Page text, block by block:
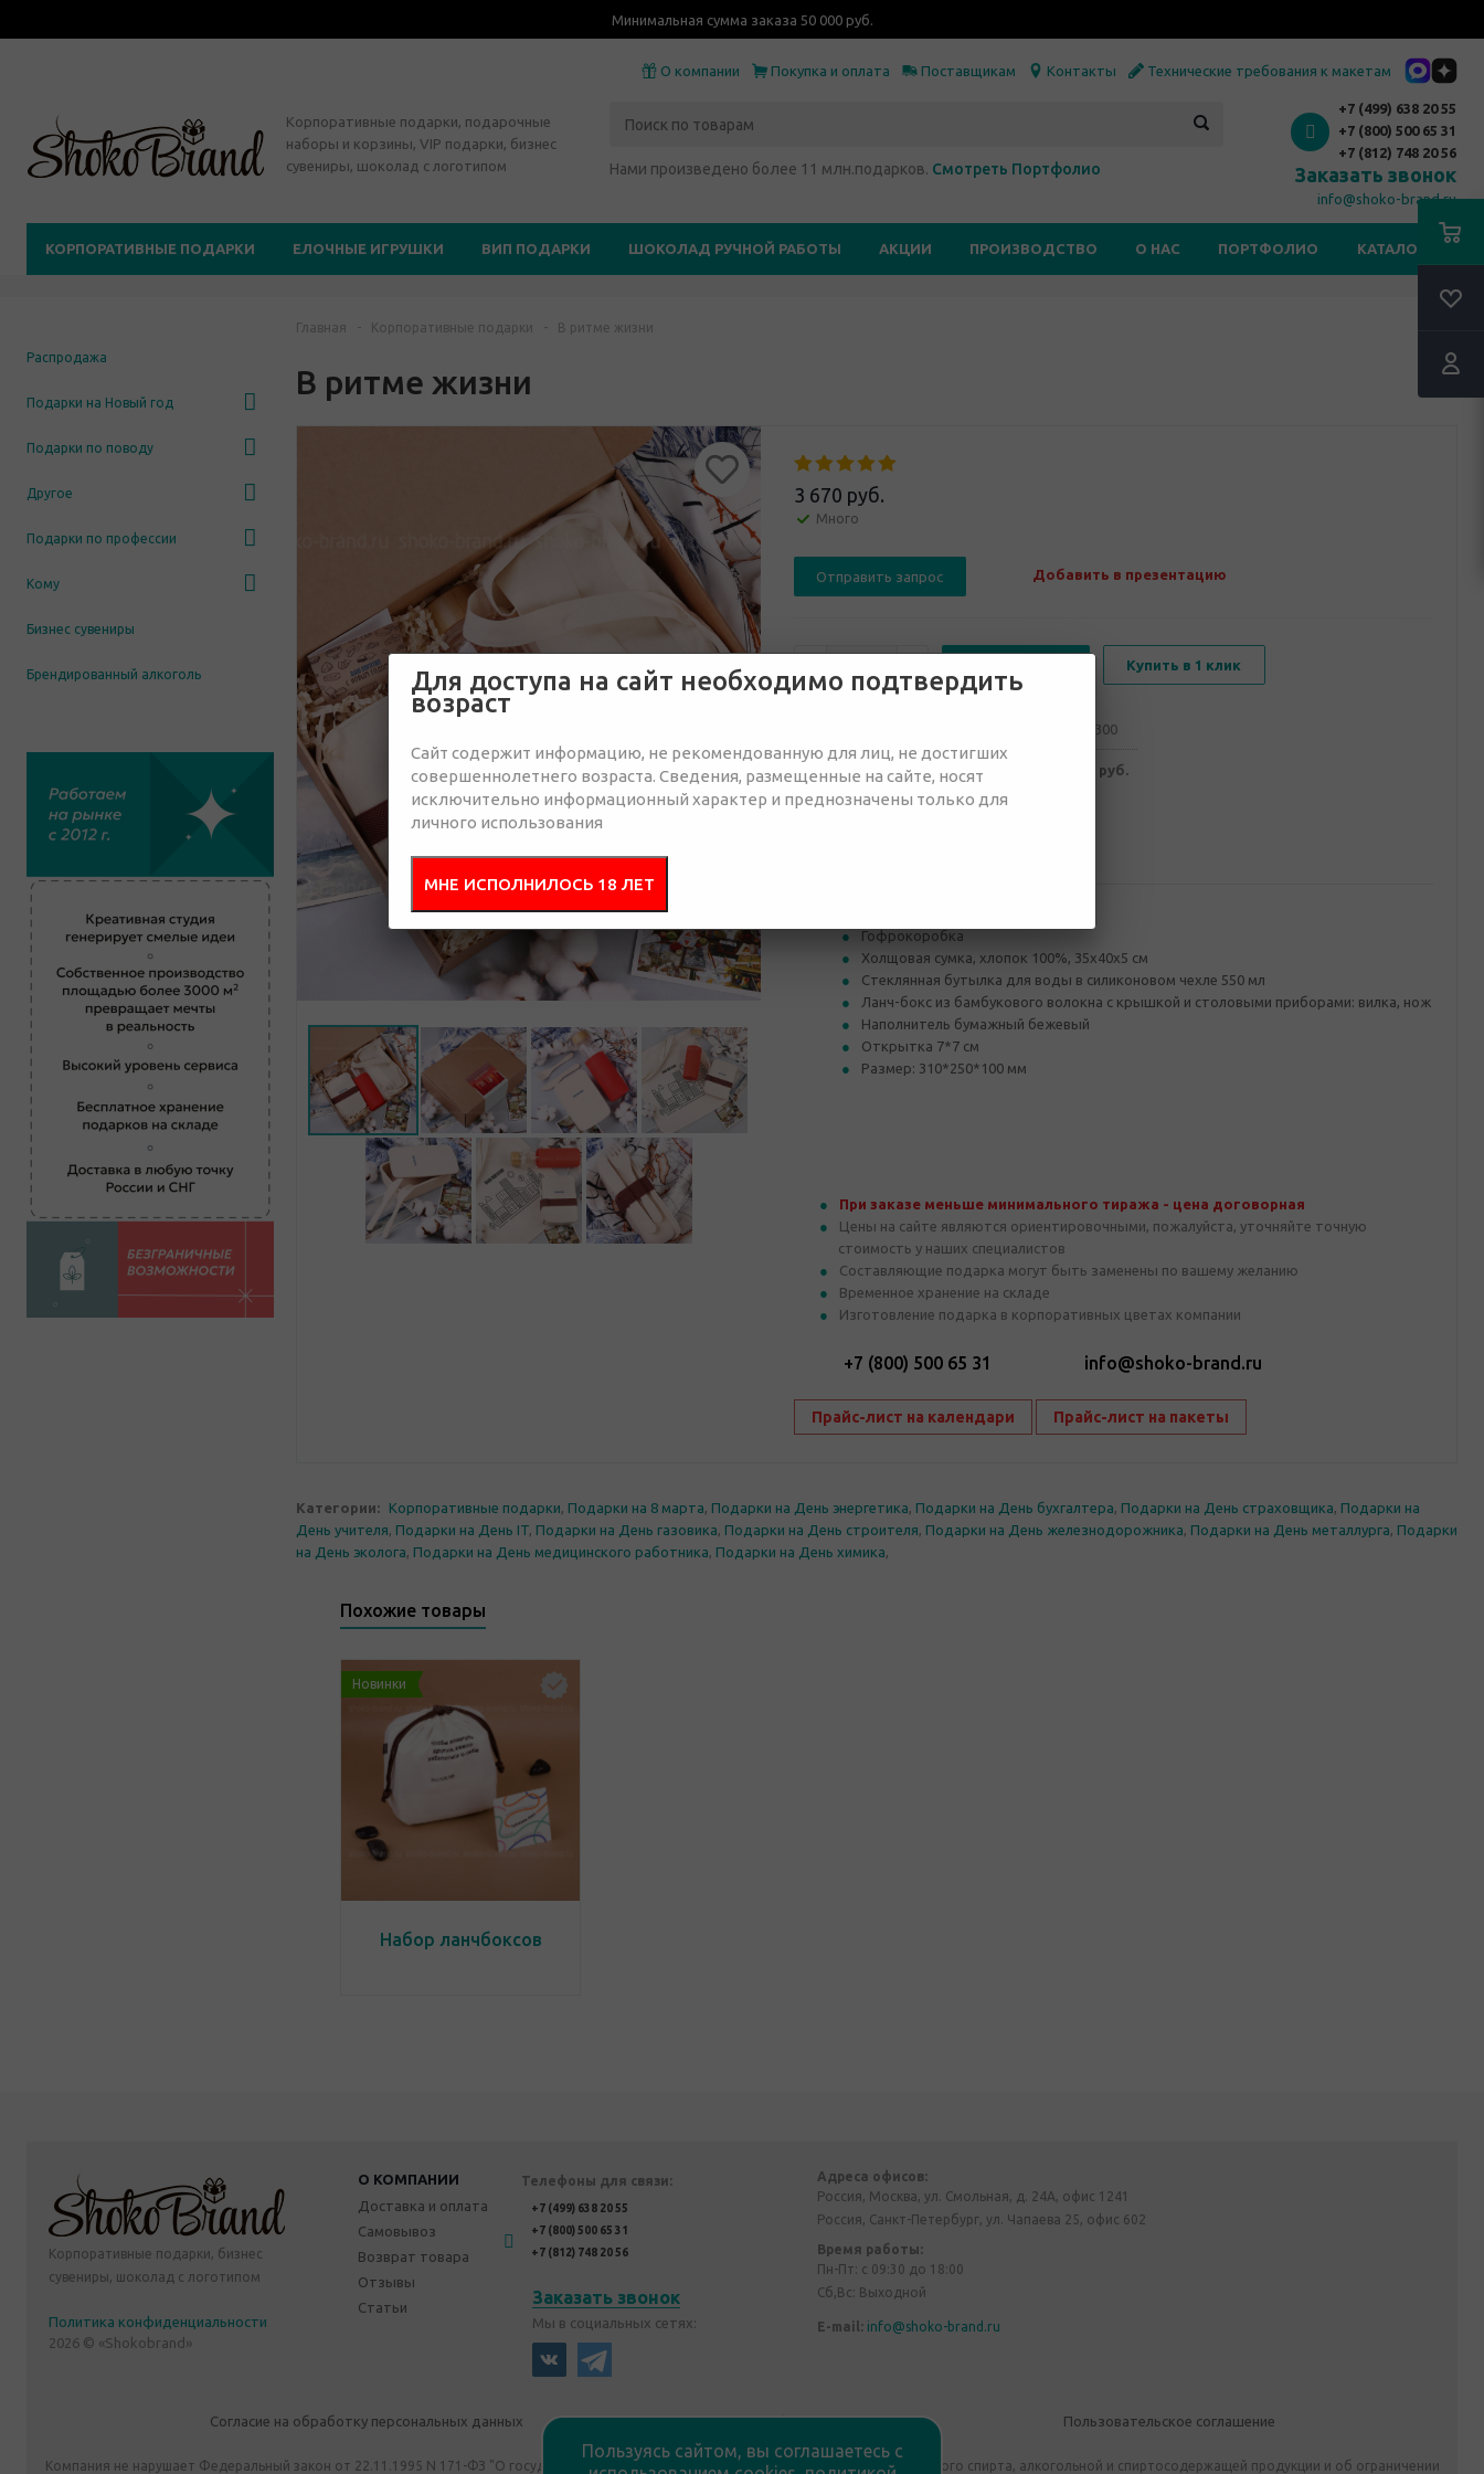
Минимальная сумма заказа 50 000 руб.
О компании Покупка и оплата Поставщикам Контакты Технические требования к макетам
Корпоративные подарки, подарочные
наборы и корзины, VIP подарки, бизнес
сувениры, шоколад с логотипом
Нами произведено более 11 млн.подарков. Смотреть Портфолио
+7 (499) 638 20 55
+7 (800) 500 65 31
+7 (812) 748 20 56
Заказать звонок
info@shoko-brand.ru
КОРПОРАТИВНЫЕ ПОДАРКИ ЕЛОЧНЫЕ ИГРУШКИ ВИП ПОДАРКИ ШОКОЛАД РУЧНОЙ РАБОТЫ АКЦИИ ПРОИЗВОДСТВО О НАС ПОРТФОЛИО КАТАЛОГИ
Распродажа
Подарки на Новый год
Подарки по поводу
Другое
Подарки по профессии
Кому
Бизнес сувениры
Брендированный алкоголь
Главная - Корпоративные подарки - В ритме жизни
В ритме жизни
3 670 руб.
Много
Отправить запрос Добавить в презентацию
Купить в 1 клик
от 300
3 850 руб. 3 850 руб. 3 790 руб. 3 670 руб.
Гофрокоробка
Холщовая сумка, хлопок 100%, 35х40х5 см
Стеклянная бутылка для воды в силиконовом чехле 550 мл
Ланч-бокс из бамбукового волокна с крышкой и столовыми приборами: вилка, нож
Наполнитель бумажный бежевый
Открытка 7*7 см
Размер: 310*250*100 мм
При заказе меньше минимального тиража - цена договорная
Цены на сайте являются ориентировочными, пожалуйста, уточняйте точную
стоимость у наших специалистов
Составляющие подарка могут быть заменены по вашему желанию
Временное хранение на складе
Изготовление подарка в корпоративных цветах компании
+7 (800) 500 65 31 info@shoko-brand.ru
Прайс-лист на календари Прайс-лист на пакеты
Категории: Корпоративные подарки, Подарки на 8 марта, Подарки на День энергетика, Подарки на День бухгалтера, Подарки на День страховщика, Подарки на
День учителя, Подарки на День IT, Подарки на День газовика, Подарки на День строителя, Подарки на День железнодорожника, Подарки на День металлурга, Подарки
на День эколога, Подарки на День медицинского работника, Подарки на День химика,
Похожие товары
Новинки
Набор ланчбоксов
Корпоративные подарки, бизнес
сувениры, шоколад с логотипом
Политика конфиденциальности
2026 © «Shokobrand»
О КОМПАНИИ
Доставка и оплата
Самовывоз
Возврат товара
Отзывы
Статьи
Телефоны для связи:
+7 (499) 638 20 55
+7 (800) 500 65 31
+7 (812) 748 20 56
Заказать звонок
Мы в социальных сетях:
Адреса офисов:
Россия, Москва, ул. Смольная, д. 24А, офис 1241
Россия, Санкт-Петербург, ул. Чапаева 25, офис 602
Время работы:
Пн-Пт: с 09:30 до 18:00
Сб,Вс: Выходной
E-mail: info@shoko-brand.ru
Согласие на обработку персональных данных Политика конфиденциальности Пользовательское соглашение
Компания не нарушает Федеральный закон от 22.11.1995 N 171-ФЗ "О государственном регулировании производства и оборота этилового спирта, алкогольной и спиртосодержащей продукции и об ограничении
Для доступа на сайт необходимо подтвердить
возраст
Сайт содержит информацию, не рекомендованную для лиц, не достигших
совершеннолетнего возраста. Сведения, размещенные на сайте, носят
исключительно информационный характер и преднозначены только для
личного использования
МНЕ ИСПОЛНИЛОСЬ 18 ЛЕТ
Пользуясь сайтом, вы соглашаетесь с